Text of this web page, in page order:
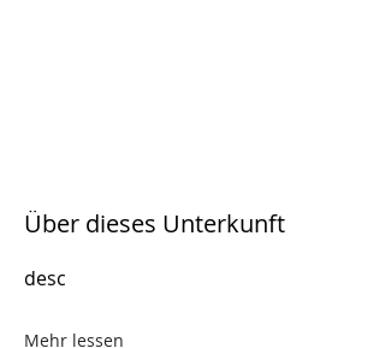
Über dieses Unterkunft
desc
Mehr lessen